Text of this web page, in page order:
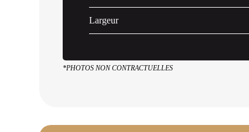
Largeur
*PHOTOS NON CONTRACTUELLES